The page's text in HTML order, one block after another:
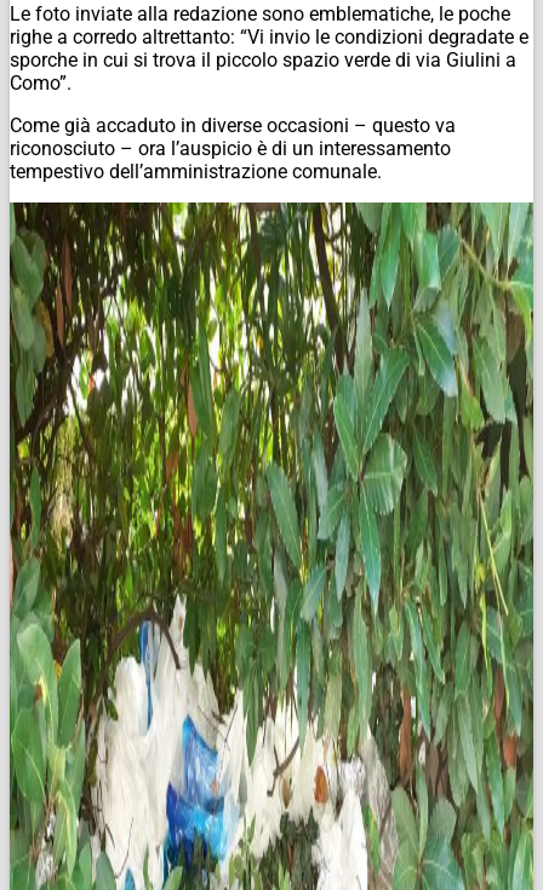
Le foto inviate alla redazione sono emblematiche, le poche
righe a corredo altrettanto: “Vi invio le condizioni degradate e
sporche in cui si trova il piccolo spazio verde di via Giulini a
Como”.
Come già accaduto in diverse occasioni – questo va
riconosciuto – ora l’auspicio è di un interessamento
tempestivo dell’amministrazione comunale.